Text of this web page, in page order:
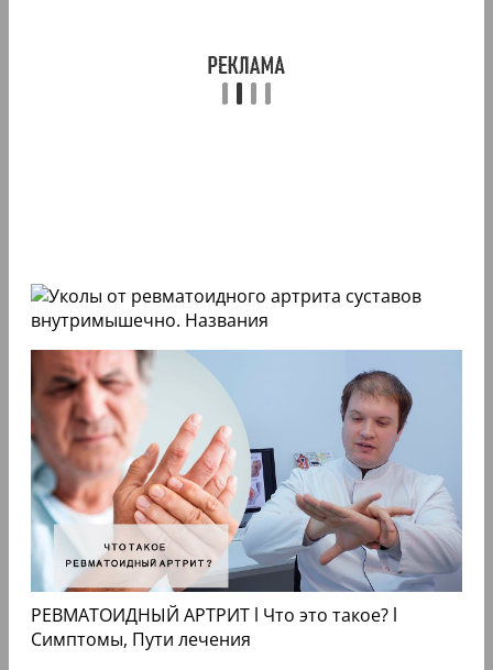
РЕВМАТОИДНЫЙ АРТРИТ l Что это такое? l
Симптомы, Пути лечения